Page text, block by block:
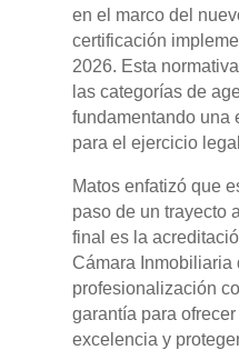
en el marco del
certificación
2026. Esta
las categorías de
fundamentando una
para el ejercicio
Matos enfatizó que
paso de un trayecto
final es la
Cámara Inmobiliaria
profesionalización
garantía para
excelencia y